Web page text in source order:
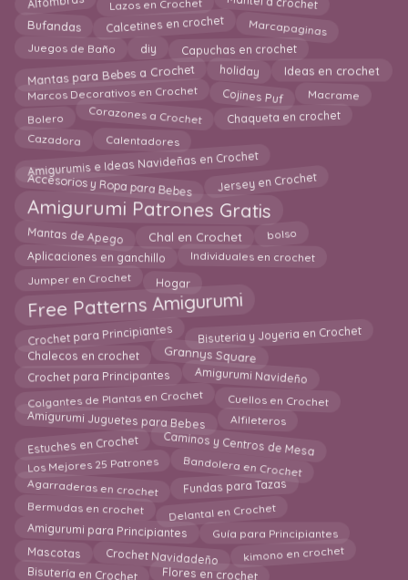
Lazos en Crochet
Bufandas Calcetines en crochet Marcapaginas
Juegos de Baño diy Capuchas en crochet
Mantas para Bebes a Crochet holiday Ideas en crochet
Marcos Decorativos en Crochet Cojines Puf Macrame
Bolero Corazones a Crochet Chaqueta en crochet
Cazadora Calentadores
Amigurumis e Ideas Navideñas en Crochet
Accesorios y Ropa para Bebes Jersey en Crochet
Amigurumi Patrones Gratis
Mantas de Apego Chal en Crochet bolso
Aplicaciones en ganchillo Individuales en crochet
Jumper en Crochet Hogar
Free Patterns Amigurumi
Crochet para Principiantes Bisuteria y Joyeria en Crochet
Chalecos en crochet Grannys Square
Crochet para Principantes Amigurumi Navideño
Colgantes de Plantas en Crochet Cuellos en Crochet
Amigurumi Juguetes para Bebes Alfileteros
Estuches en Crochet Caminos y Centros de Mesa
Los Mejores 25 Patrones Bandolera en Crochet
Agarraderas en crochet Fundas para Tazas
Bermudas en crochet Delantal en Crochet
Amigurumi para Principiantes Guía para Principiantes
Mascotas Crochet Navidadeño kimono en crochet
Bisutería en Crochet Flores en crochet